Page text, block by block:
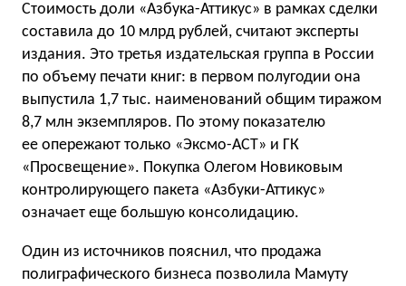
Стоимость доли «Азбука-Аттикус» в рамках сделки
составила до 10 млрд рублей, считают эксперты
издания. Это третья издательская группа в России
по объему печати книг: в первом полугодии она
выпустила 1,7 тыс. наименований общим тиражом
8,7 млн экземпляров. По этому показателю
ее опережают только «Эксмо-АСТ» и ГК
«Просвещение». Покупка Олегом Новиковым
контролирующего пакета «Азбуки-Аттикус»
означает еще большую консолидацию.
Один из источников пояснил, что продажа
полиграфического бизнеса позволила Мамуту